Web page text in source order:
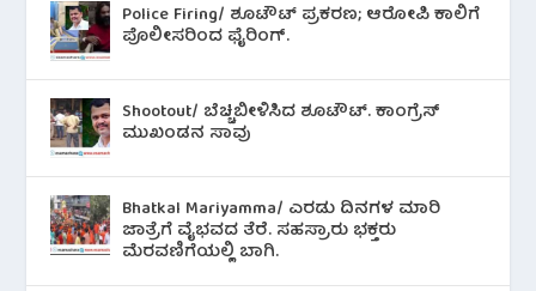
Police Firing/ ಶೂಟೌಟ್ ಪ್ರಕರಣ; ಆರೋಪಿ ಕಾಲಿಗೆ
ಪೊಲೀಸರಿಂದ ಫೈರಿಂಗ್.
Shootout/ ಬೆಚ್ಚಿಬೀಳಿಸಿದ ಶೂಟೌಟ್‌. ಕಾಂಗ್ರೆಸ್
ಮುಖಂಡನ ಸಾವು
Bhatkal Mariyamma/ ಎರಡು ದಿನಗಳ ಮಾರಿ
ಜಾತ್ರೆಗೆ ವೈಭವದ ತೆರೆ. ಸಹಸ್ರಾರು ಭಕ್ತರು
ಮೆರವಣಿಗೆಯಲ್ಲಿ ಬಾಗಿ.